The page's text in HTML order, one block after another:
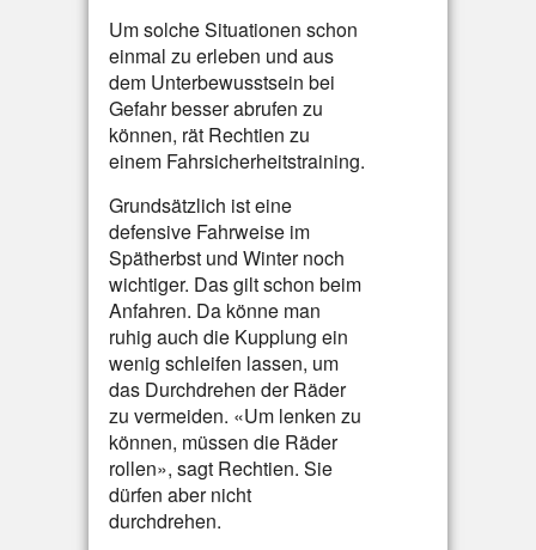
Um solche Situationen schon
einmal zu erleben und aus
dem Unterbewusstsein bei
Gefahr besser abrufen zu
können, rät Rechtien zu
einem Fahrsicherheitstraining.
Grundsätzlich ist eine
defensive Fahrweise im
Spätherbst und Winter noch
wichtiger. Das gilt schon beim
Anfahren. Da könne man
ruhig auch die Kupplung ein
wenig schleifen lassen, um
das Durchdrehen der Räder
zu vermeiden. «Um lenken zu
können, müssen die Räder
rollen», sagt Rechtien. Sie
dürfen aber nicht
durchdrehen.